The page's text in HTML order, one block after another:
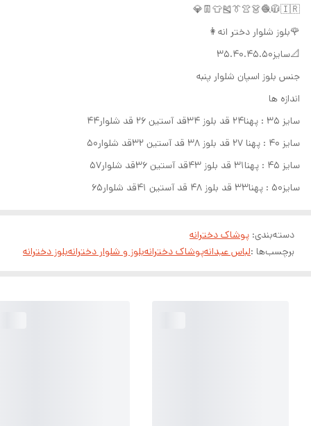
🇮🇷🧥🧶👗👚👔🎽👕👖💎
🌹بلوز شلوار دختر انه👩
📐سایز۳۵.۴۰.۴۵.۵۰
جنس بلوز اسپان شلوار پنبه
اندازه ها
سایز ۳۵ : پهنا۲۴ قد بلوز ۳۴قد آستین ۲۶ قد شلوار۴۴
سایز ۴۰ : پهنا ۲۷ قد بلوز ۳۸ قد آستین ۳۲قد شلوار۵۰
سایز ۴۵ : پهنا۳۱ قد بلوز ۴۳قد آستین ۳۶قد شلوار۵۷
سایز۵۰ : پهنا۳۳ قد بلوز ۴۸ قد آستین ۴۱قد شلوار۶۵
دسته‌بندی: پوشاک دخترانه
برچسب‌ها :لباس عیدانهپوشاک دخترانهبلوز و شلوار دخترانهبلوز دخترانه